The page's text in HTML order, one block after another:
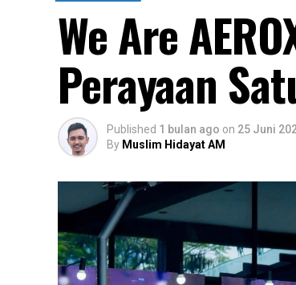
We Are
Perayaan
Published 1 bulan ago on 25 Juni
By Muslim Hidayat AM